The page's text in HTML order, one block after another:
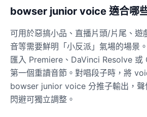
bowser junior voice 適合哪
可用於惡搞小品、直播片頭/片尾、遊
音等需要鮮明「小反派」氣場的場景
匯入 Premiere、DaVinci Resolve 或
第一個重讀音節。對唱段子時，將
bowser junior voice 分推子輸出，聲
閃避可獨立調整。